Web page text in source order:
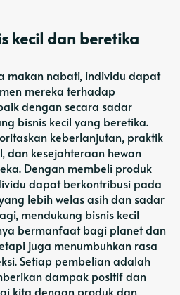
kecil dan beretika
makan nabati, individu dapat
mereka terhadap
dengan secara sadar
bisnis kecil yang beretika.
keberlanjutan, praktik
dan kesejahteraan hewan
Dengan membeli produk
dapat berkontribusi pada
lebih welas asih dan sadar
mendukung bisnis kecil
bermanfaat bagi planet dan
juga menumbuhkan rasa
Setiap pembelian adalah
dampak positif dan
kita dengan produk dan